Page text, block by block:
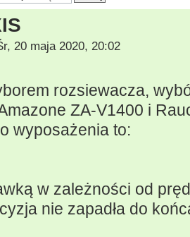
20 maja 2020, 20:02
rozsiewacza,
ZA-V1400 i
wyposażenia to:
w zależności od
nie zapadła do